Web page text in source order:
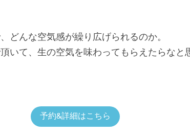
どんな空気感が繰り広げられるのか。
いて、生の空気を味わってもらえたらなと
予約&詳細はこちら